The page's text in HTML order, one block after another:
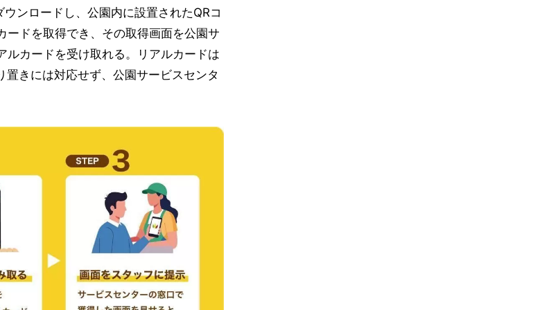
ンロードし、公園内に設置されたQRコ
ードを取得でき、その取得画面を公園サ
ルカードを受け取れる。リアルカードは
きには対応せず、公園サービスセンタ